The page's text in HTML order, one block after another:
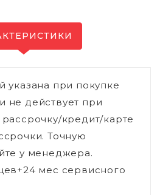
указана при покупке
не действует при
кредит/карте
Точную
у менеджера.
мес сервисного